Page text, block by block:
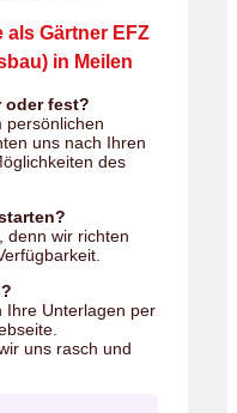
als Gärtner EFZ
in Meilen
oder fest?
persönlichen
uns nach Ihren
des
denn wir richten
Ihre Unterlagen per
uns rasch und